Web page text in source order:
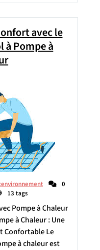
avec le
à Pompe à
0
13 tags
Pompe à Chaleur
à Chaleur : Une
Confortable Le
à chaleur est